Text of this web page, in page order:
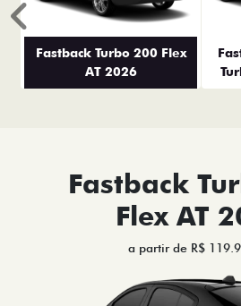
Fastback Turbo 200 Flex
AT 2026
Anterior
Fastback
Flex AT
a partir de R$